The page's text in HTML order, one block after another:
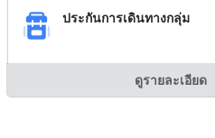
ประกันการเดินทางกลุ่ม
ดูรายละเอียด